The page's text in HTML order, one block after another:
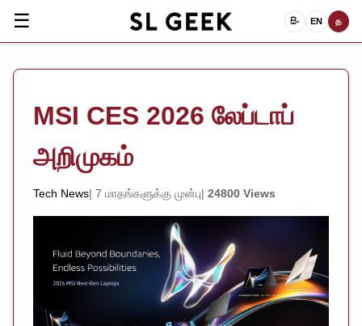
☰ සිං EN த
MSI CES 2026 லேப்டாப்
அறிமுகம்
Tech News 7 மாதங்களுக்கு முன்பு 24800 Views